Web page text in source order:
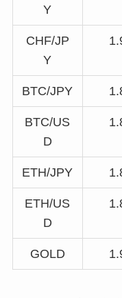
Y
CHF/JP
Y
BTC/JPY
BTC/US
D
ETH/JPY
ETH/US
D
GOLD